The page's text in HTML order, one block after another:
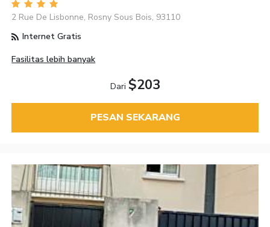
2 Rue De Lisbonne, Rosny Sous Bois, 93110
Internet Gratis
Fasilitas lebih banyak
Dari $203
PESAN SEKARANG